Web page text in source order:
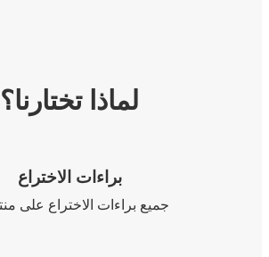
لماذا تختارنا؟
براءات الاختراع
جميع براءات الاختراع على